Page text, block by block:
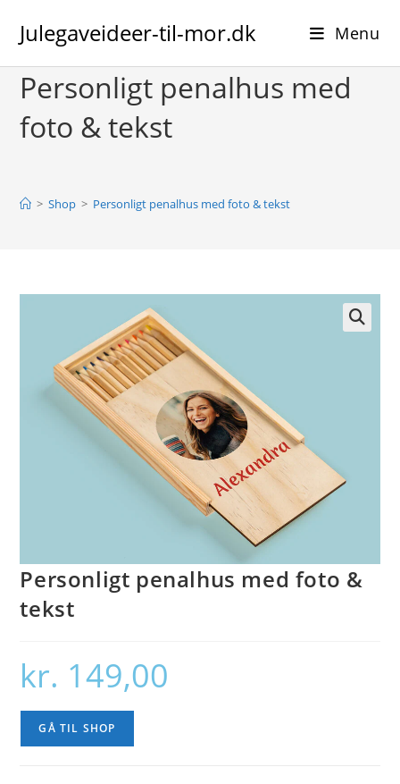
content
Julegaveideer-til-mor.dk Menu
Personligt penalhus med
foto & tekst
> Shop > Personligt penalhus med foto & tekst
Personligt penalhus med foto &
tekst
kr. 149,00
GÅ TIL SHOP